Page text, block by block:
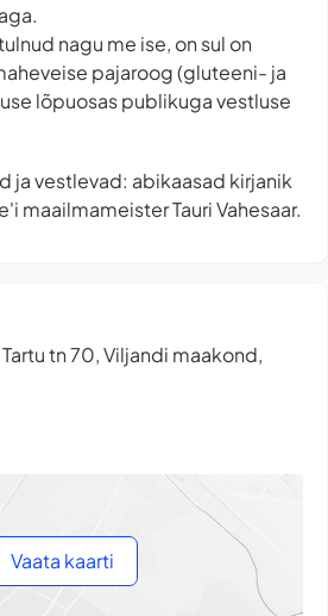
nagu me ise, on sul on
pajaroog (gluteeni- ja
lõpuosas publikuga vestluse
ja vestlevad: abikaasad kirjanik
maailmameister Tauri Vahesaar.
Tartu tn 70, Viljandi maakond,
Vaata kaarti